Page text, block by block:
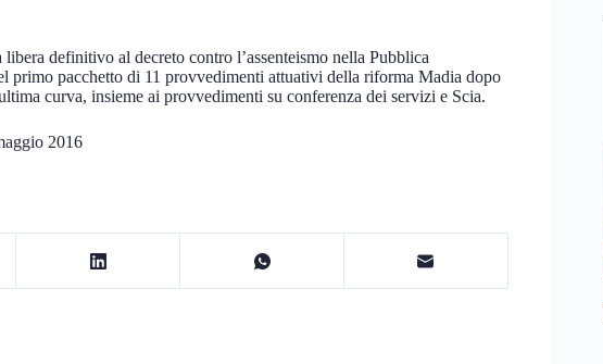
definitivo al decreto contro l’assenteismo nella Pubblica
primo pacchetto di 11 provvedimenti attuativi della riforma Madia dopo
curva, insieme ai provvedimenti su conferenza dei servizi e Scia.
2016